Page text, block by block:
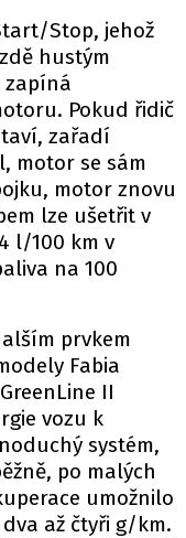
video?
je
118 23 054
Stop, jehož
hustým
zapíná
Pokud řidič
zařadí
motor se sám
motor znovu
lze ušetřit v
l/100 km v
na 100
prvkem
Fabia
II
vozu k
systém,
po malých
umožnilo
až čtyři g/km.